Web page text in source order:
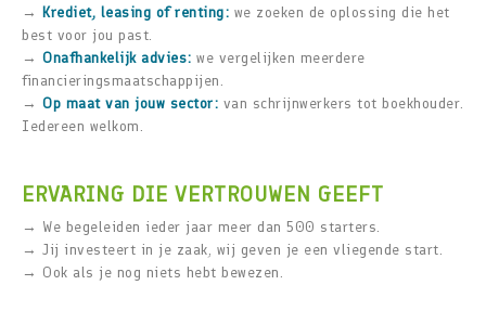
→ Krediet, leasing of renting: we zoeken de oplossing die het
best voor jou past.
→ Onafhankelijk advies: we vergelijken meerdere
financieringsmaatschappijen.
→ Op maat van jouw sector: van schrijnwerkers tot boekhouder.
Iedereen welkom.
ERVARING DIE VERTROUWEN GEEFT
→ We begeleiden ieder jaar meer dan 500 starters.
→ Jij investeert in je zaak, wij geven je een vliegende start.
→ Ook als je nog niets hebt bewezen.